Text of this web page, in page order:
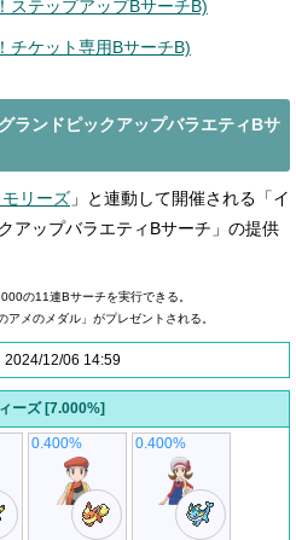
ステップアップBサーチB)
チケット専用BサーチB)
ランドピックアップバラエティBサ
リーズ 」と連動して開催される「イ
アップバラエティBサーチ」の提供
の11連Bサーチを実行できる。
メのメダル」がプレゼントされる。
2024/12/06 14:59
ーズ [7.000%]
0.400% 0.400%